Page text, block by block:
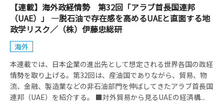
【連載】海外政経情勢 第32回「アラブ首長国連邦
（UAE）」 ―脱石油で存在感を高めるUAEと直面する地
政学リスク／（株）伊藤忠総研
海外
本連載では、日本企業の進出先として想定される世界各国の政経
情勢を取り上げる。第32回は、産油国でありながら、貿易、物
流、金融、製造業などの非石油部門を伸ばしてきたアラブ首長国
連邦（UAE）を紹介する。 ■対外貿易から見るUAEの経済構...